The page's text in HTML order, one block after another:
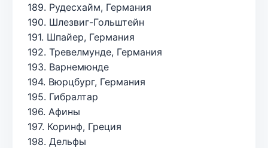
189. Рудесхайм, Германия
190. Шлезвиг-Гольштейн
191. Шпайер, Германия
192. Тревелмунде, Германия
193. Варнемюнде
194. Вюрцбург, Германия
195. Гибралтар
196. Афины
197. Коринф, Греция
198. Дельфы